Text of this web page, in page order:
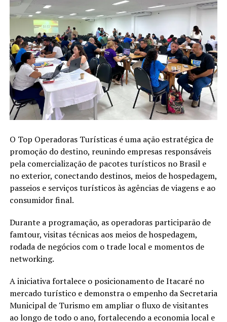
O Top Operadoras Turísticas é uma ação estratégica de
promoção do destino, reunindo empresas responsáveis
pela comercialização de pacotes turísticos no Brasil e
no exterior, conectando destinos, meios de hospedagem,
passeios e serviços turísticos às agências de viagens e ao
consumidor final.
Durante a programação, as operadoras participarão de
famtour, visitas técnicas aos meios de hospedagem,
rodada de negócios com o trade local e momentos de
networking.
A iniciativa fortalece o posicionamento de Itacaré no
mercado turístico e demonstra o empenho da Secretaria
Municipal de Turismo em ampliar o fluxo de visitantes
ao longo de todo o ano, fortalecendo a economia local e